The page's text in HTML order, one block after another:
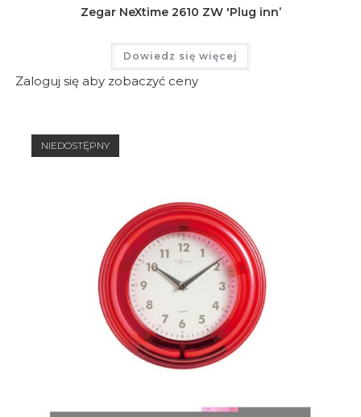
Zegar NeXtime 2610 ZW 'Plug inn’
Dowiedz się więcej
Zaloguj się aby zobaczyć ceny
NIEDOSTĘPNY